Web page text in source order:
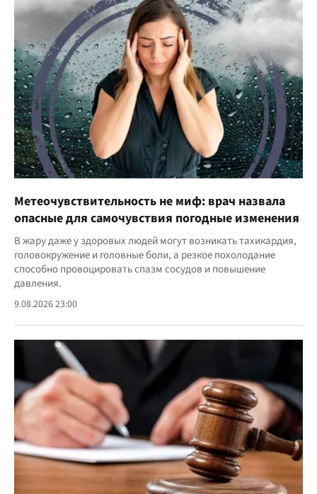
Метеочувствительность не миф: врач назвала
опасные для самочувствия погодные изменения
В жару даже у здоровых людей могут возникать тахикардия,
головокружение и головные боли, а резкое похолодание
способно провоцировать спазм сосудов и повышение
давления.
9.08.2026 23:00